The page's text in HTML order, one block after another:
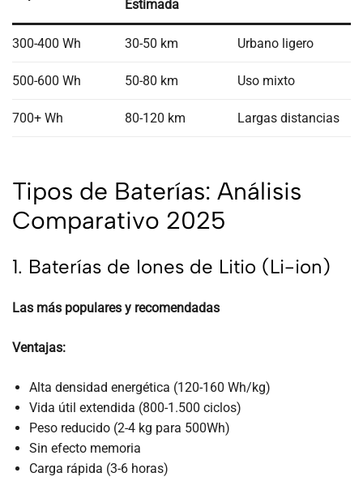
Estimada
300-400 Wh 30-50 km Urbano ligero
500-600 Wh 50-80 km Uso mixto
700+ Wh 80-120 km Largas distancias
Tipos de Baterías: Análisis
Comparativo 2025
1. Baterías de Iones de Litio (Li-ion)
Las más populares y recomendadas
Ventajas:
Alta densidad energética (120-160 Wh/kg)
Vida útil extendida (800-1.500 ciclos)
Peso reducido (2-4 kg para 500Wh)
Sin efecto memoria
Carga rápida (3-6 horas)